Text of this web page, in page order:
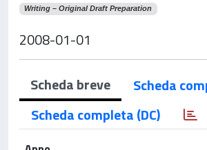
Writing – Original Draft Preparation
2008-01-01
Scheda breve
Scheda
Scheda completa (DC)